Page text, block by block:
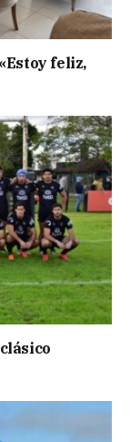
feliz,